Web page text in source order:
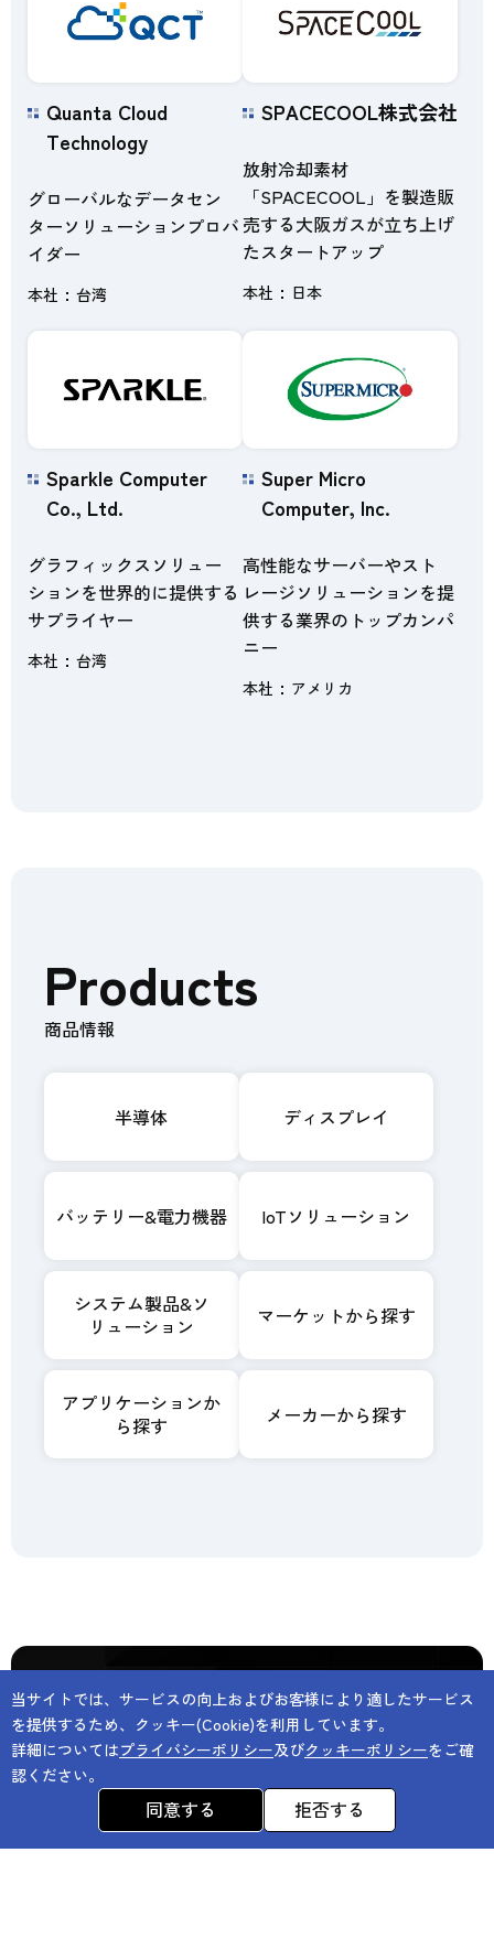
Quanta Cloud
Technology
本社 台湾
グローバルなデータセン
ターソリューションプロバ
イダー
SPACECOOL株式会社
本社 日本
放射冷却素材
「SPACECOOL」を製造販
売する大阪ガスが立ち上げ
たスタートアップ
Sparkle Computer
Co., Ltd.
本社 台湾
グラフィックスソリュー
ションを世界的に提供する
サプライヤー
Super Micro
Computer, Inc.
本社 アメリカ
高性能なサーバーやスト
レージソリューションを提
供する業界のトップカンパ
ニー
Products
商品情報
半導体 ディスプレイ
バッテリー&電力機器 IoTソリューション
システム製品&ソ
リューション
マーケットから探す
アプリケーションか
ら探す
メーカーから探す
採用情報
プライバシーポリシー
クッキーポリシー
アクセシビリティポリシー
サイトのご利用について
サイトマップ
当サイトでは、サービスの向上およびお客様により適したサービス
を提供するため、クッキー(Cookie)を利用しています。
詳細についてはプライバシーポリシー及びクッキーポリシーをご確
認ください。
同意する 拒否する